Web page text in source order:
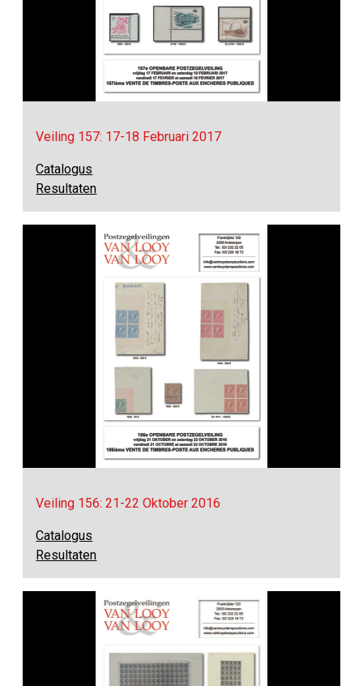
Veiling 157: 17-18 Februari 2017
Catalogus
Resultaten
Veiling 156: 21-22 Oktober 2016
Catalogus
Resultaten